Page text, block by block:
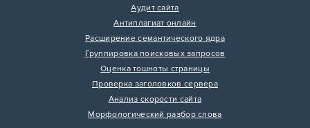
Аудит сайта
Антиплагиат онлайн
Расширение семантического ядра
Группировка поисковых запросов
Оценка тошноты страницы
Проверка заголовков сервера
Анализ скорости сайта
Морфологический разбор слова